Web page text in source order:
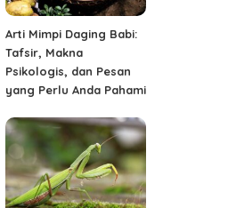
Arti Mimpi Daging Babi:
Tafsir, Makna
Psikologis, dan Pesan
yang Perlu Anda Pahami